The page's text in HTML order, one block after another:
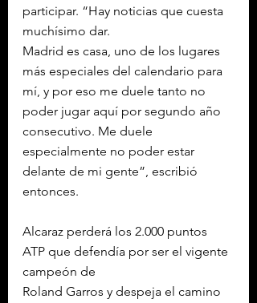
participar. “Hay noticias que cuesta
muchísimo dar.
Madrid es casa, uno de los lugares
más especiales del calendario para
mí, y por eso me duele tanto no
poder jugar aquí por segundo año
consecutivo. Me duele
especialmente no poder estar
delante de mi gente”, escribió
entonces.
Alcaraz perderá los 2.000 puntos
ATP que defendía por ser el vigente
campeón de
Roland Garros y despeja el camino